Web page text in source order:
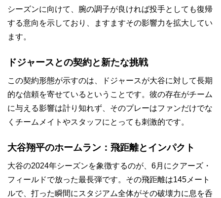
シーズンに向けて、腕の調子が良ければ投手としても復帰
する意向を示しており、ますますその影響力を拡大してい
ます。
ドジャースとの契約と新たな挑戦
この契約形態が示すのは、ドジャースが大谷に対して長期
的な信頼を寄せているということです。彼の存在がチーム
に与える影響は計り知れず、そのプレーはファンだけでな
くチームメイトやスタッフにとっても刺激的です。
大谷翔平のホームラン：飛距離とインパクト
大谷の2024年シーズンを象徴するのが、6月にクアーズ・
フィールドで放った最長弾です。その飛距離は145メート
ルで、打った瞬間にスタジアム全体がその破壊力に息を呑